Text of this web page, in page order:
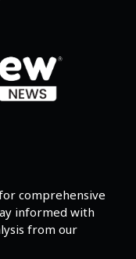
comprehensive
informed with
from our